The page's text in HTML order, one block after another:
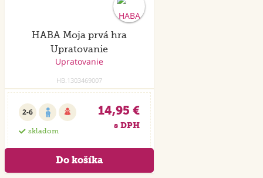
HABA Moja prvá hra
Upratovanie
HB.1303469007
2-6
skladom
14,95 €
s DPH